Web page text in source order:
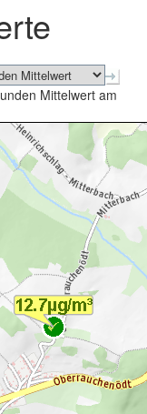
schließen
Mittelwert am